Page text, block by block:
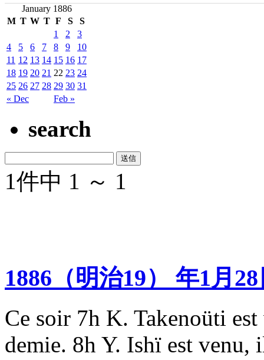
January 1886
M T W T F S S
« Dec Feb »
1 2
3
4
5 6 7 8 9
10
11 12 13 14 15 16 17
18 19 20 21 22 23 24
25 26 27 28 29 30 31
search
1件中 1 ～ 1
1886（明治19） 年1月
Ce soir 7h K. Takenoüti est
demie. 8h Y. Ishï est venu,